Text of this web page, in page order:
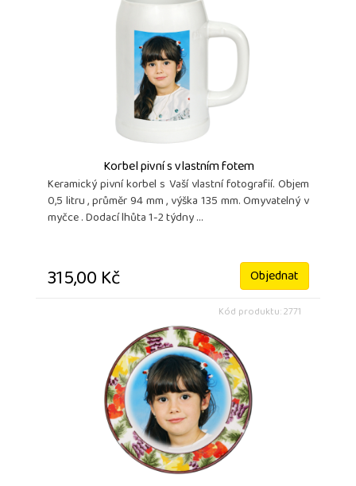
Korbel pivní s vlastním fotem
Keramický pivní korbel s Vaší vlastní fotografií. Objem
0,5 litru , průměr 94 mm , výška 135 mm. Omyvatelný v
myčce . Dodací lhůta 1-2 týdny ...
315,00 Kč Objednat
Kód produktu: 2771